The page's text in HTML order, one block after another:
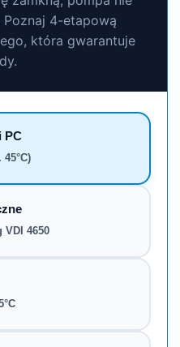
4-etapową
która gwarantuje
PC
VDI 4650